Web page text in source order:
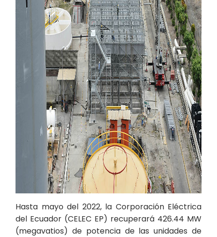
Hasta mayo del 2022, la Corporación Eléctrica
del Ecuador (CELEC EP) recuperará 426.44 MW
(megavatios) de potencia de las unidades de